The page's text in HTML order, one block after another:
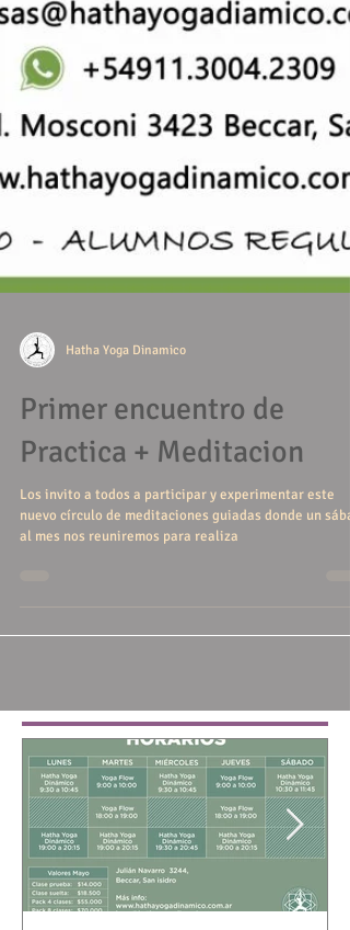
Hatha Yoga Dinamico
Primer encuentro de
Practica + Meditacion
Los invito a todos a participar y experimentar este